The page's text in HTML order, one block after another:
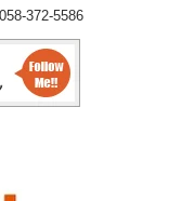
372-5586